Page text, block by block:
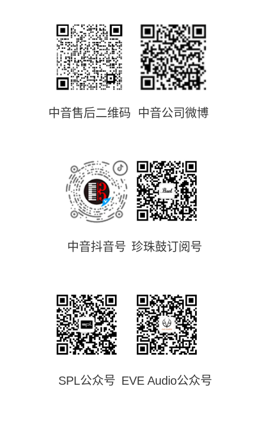
中音售后二维码 中音公司微博
中音抖音号 珍珠鼓订阅号
SPL公众号 EVE Audio公众号